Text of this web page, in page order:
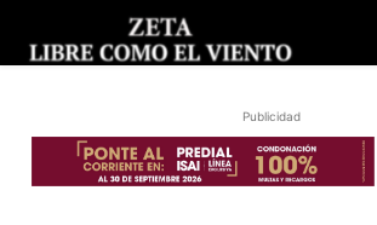
Publicidad